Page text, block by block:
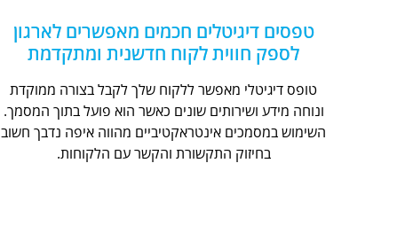
טפסים דיגיטלים חכמים מאפשרים לארגון
לספק חווית לקוח חדשנית ומתקדמת
טופס דיגיטלי מאפשר ללקוח שלך לקבל בצורה ממוקדת
ונוחה מידע ושירותים שונים כאשר הוא פועל בתוך המסמך.
השימוש במסמכים אינטראקטיביים מהווה איפה נדבך חשוב
בחיזוק התקשורת והקשר עם הלקוחות.